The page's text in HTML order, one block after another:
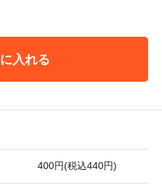
入れる
400円(税込440円)